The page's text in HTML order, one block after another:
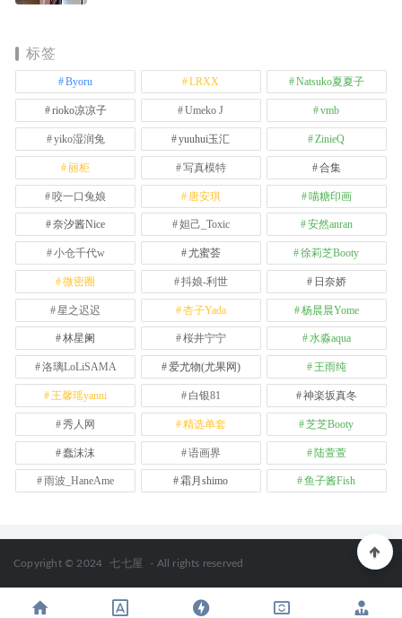
标签
Byoru LRXX Natsuko夏夏子
rioko凉凉子 Umeko J vmb
yiko湿润兔 yuuhui玉汇 ZinieQ
丽柜 写真模特 合集
咬一口兔娘 唐安琪 喵糖印画
奈汐酱Nice 妲己_Toxic 安然anran
小仓千代w 尤蜜荟 徐莉芝Booty
微密圈 抖娘-利世 日奈娇
星之迟迟 杏子Yada 杨晨晨Yome
林星阑 桜井宁宁 水淼aqua
洛璃LoLiSAMA 爱尤物(尤果网) 王雨纯
王馨瑶yanni 白银81 神楽坂真冬
秀人网 精选单套 芝芝Booty
蠢沫沫 语画界 陆萱萱
雨波_HaneAme 霜月shimo 鱼子酱Fish
Copyright © 2024 七七屋 - All rights reserved